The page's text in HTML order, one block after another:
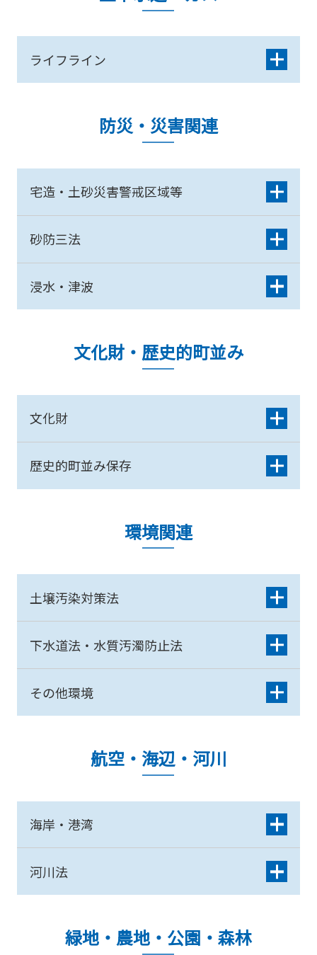
ライフライン
防災・災害関連
宅造・土砂災害警戒区域等
砂防三法
浸水・津波
文化財・歴史的町並み
文化財
歴史的町並み保存
環境関連
土壌汚染対策法
下水道法・水質汚濁防止法
その他環境
航空・海辺・河川
海岸・港湾
河川法
緑地・農地・公園・森林